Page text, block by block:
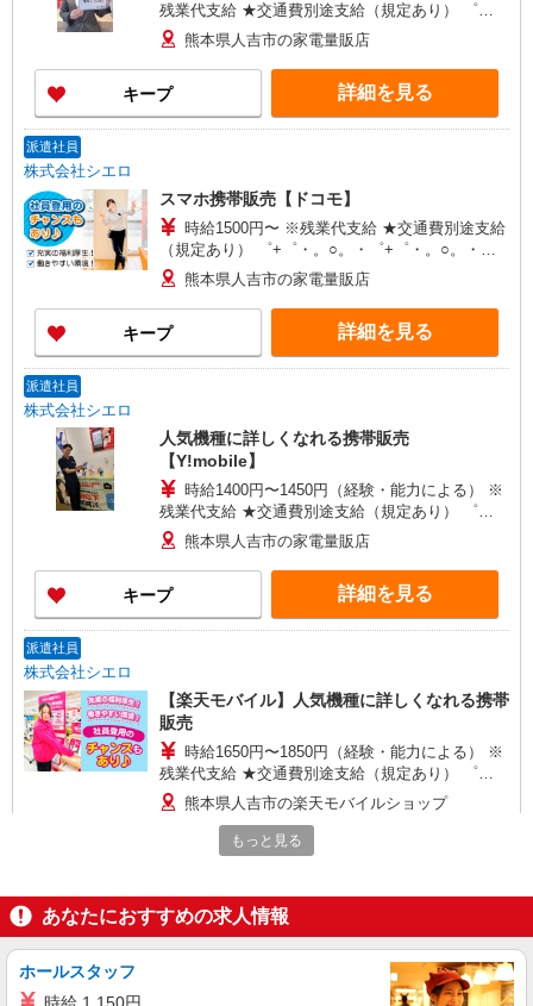
残業代支給 ★交通費別途支給（規定あり） ゜
+゜・。○。・゜+゜・。○。・゜+゜ 入社祝い金10
万円支給(規定有) お友達を紹介頂くと, インセンテ
ィブ支給(規定有) ★月2回払い・週払い可能（規程
有）★ ゜・。○。・゜+゜・。○。・゜+゜
熊本県人吉市の家電量販店
キープ 詳細を見る
派遣社員
株式会社シエロ
スマホ携帯販売【ドコモ】
時給1500円〜 ※残業代支給 ★交通費別途支給
（規定あり） ゜+゜・。○。・゜+゜・。○。・゜
+゜ 入社祝い金10万円支給(規定有) お友達を紹介
頂くと, インセンティブ支給(規定有) ★月2回払
い・週払い可能（規程有）★ ゜・。○。・゜
+゜・。○。・゜+゜
熊本県人吉市の家電量販店
キープ 詳細を見る
派遣社員
株式会社シエロ
人気機種に詳しくなれる携帯販売
【Y!mobile】
時給1400円〜1450円（経験・能力による） ※
残業代支給 ★交通費別途支給（規定あり） ゜
+゜・。○。・゜+゜・。○。・゜+゜ 入社祝い金10
万円支給(規定有) お友達を紹介頂くと, インセンテ
ィブ支給(規定有) ★月2回払い・週払い可能（規程
有）★ ゜・。○。・゜+゜・。○。・゜+゜
熊本県人吉市の家電量販店
キープ 詳細を見る
派遣社員
株式会社シエロ
【楽天モバイル】人気機種に詳しくなれる携帯
販売
時給1650円〜1850円（経験・能力による） ※
残業代支給 ★交通費別途支給（規定あり） ゜
+゜・。○。・゜+゜・。○。・゜+゜ 入社祝い金10
万円支給(規定有) お友達を紹介頂くと, インセンテ
ィブ支給(規定有) ★月2回払い・週払い可能（規程
有）★ ゜・。○。・゜+゜・。○。・゜+゜
熊本県人吉市の楽天モバイルショップ
派遣社員
株式会社シエロ
携帯販売スタッフ【Y!mobile】
時給1400円〜1450円（経験・能力による） ※
もっと見る
あなたにおすすめの求人情報
ホールスタッフ